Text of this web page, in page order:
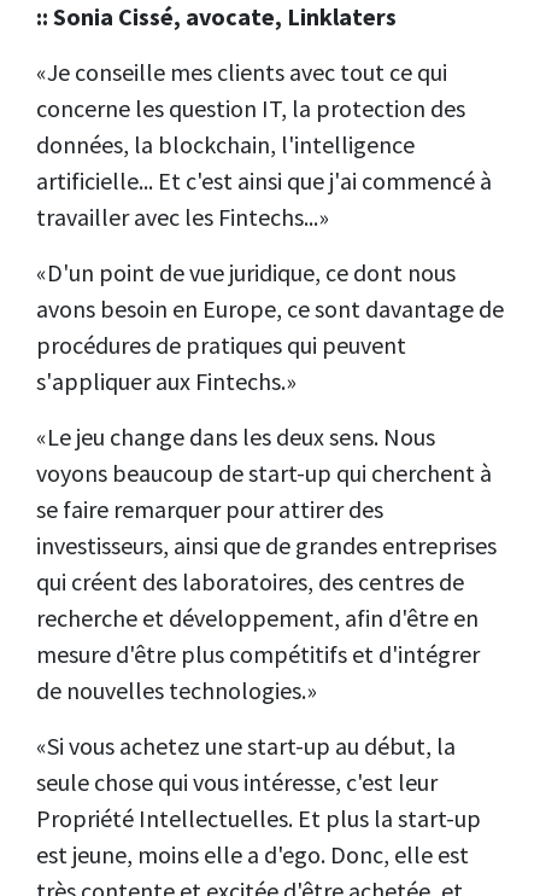
:: Sonia Cissé, avocate, Linklaters
«Je conseille mes clients avec tout ce qui
concerne les question IT, la protection des
données, la blockchain, l'intelligence
artificielle... Et c'est ainsi que j'ai commencé à
travailler avec les Fintechs...»
«D'un point de vue juridique, ce dont nous
avons besoin en Europe, ce sont davantage de
procédures de pratiques qui peuvent
s'appliquer aux Fintechs.»
«Le jeu change dans les deux sens. Nous
voyons beaucoup de start-up qui cherchent à
se faire remarquer pour attirer des
investisseurs, ainsi que de grandes entreprises
qui créent des laboratoires, des centres de
recherche et développement, afin d'être en
mesure d'être plus compétitifs et d'intégrer
de nouvelles technologies.»
«Si vous achetez une start-up au début, la
seule chose qui vous intéresse, c'est leur
Propriété Intellectuelles. Et plus la start-up
est jeune, moins elle a d'ego. Donc, elle est